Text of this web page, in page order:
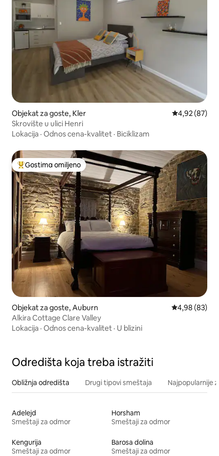
Objekat za goste, Kler Prosečna
4,92 (87)
Skrovište u ulici Henri
Lokacija · Odnos cena-kvalitet · Biciklizam
Najuspešniji među gostima omiljenim
Gostima omiljeno
Objekat za goste, Auburn Prosečna
4,98 (83)
Alkira Cottage Clare Valley
Lokacija · Odnos cena-kvalitet · U blizini
Odredišta koja treba istražiti
Obližnja odredišta Drugi tipovi smeštaja Najpopularnije
Adelejd
Smeštaji za odmor
Horsham
Smeštaji za odmor
Kengurija
Smeštaji za odmor
Barosa dolina
Smeštaji za odmor